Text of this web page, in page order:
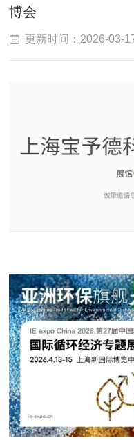
博会
更新时间：2026-03-